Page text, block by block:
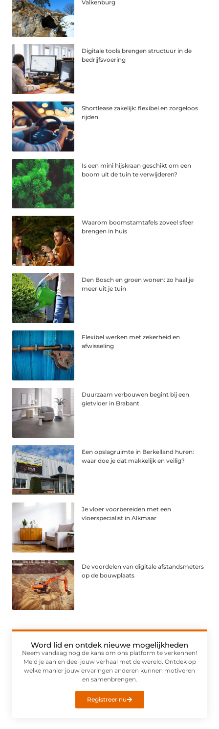
Valkenburg
Digitale tools brengen structuur in de
bedrijfsvoering
Shortlease zakelijk: flexibel en zorgeloos
rijden
Is een mini hijskraan geschikt om een
boom uit de tuin te verwijderen?
Waarom boomstamtafels zoveel sfeer
brengen in huis
Den Bosch en groen wonen: zo haal je
meer uit je tuin
Flexibel werken met zekerheid en
afwisseling
Duurzaam verbouwen begint bij een
gietvloer in Brabant
Een opslagruimte in Berkelland huren:
waar doe je dat makkelijk en veilig?
Je vloer voorbereiden met een
vloerspecialist in Alkmaar
De voordelen van digitale afstandsmeters
op de bouwplaats
Word lid en ontdek nieuwe mogelijkheden
Neem vandaag nog de kans om ons platform te verkennen!
Meld je aan en deel jouw verhaal met de wereld. Ontdek op
welke manier jouw ervaringen anderen kunnen motiveren
en samenbrengen.
Registreer nu